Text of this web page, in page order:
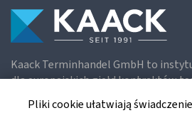
Kaack Terminhandel GmbH to
dla europejskich giełd kontraktów
Pliki cookie ułatwiają